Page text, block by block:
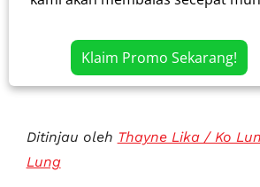
Klaim Promo Sekarang!
Ditinjau oleh Thayne Lika / Ko
Lung